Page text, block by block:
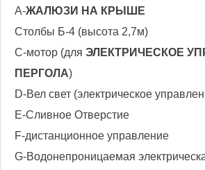
А-ЖАЛЮЗИ НА КРЫШЕ
Столбы Б-4 (высота 2,7м)
C-мотор (для ЭЛЕКТРИЧЕСКОЕ
ПЕРГОЛА)
D-Вел свет (электрическое
E-Сливное Отверстие
F-дистанционное управление
G-Водонепроницаемая